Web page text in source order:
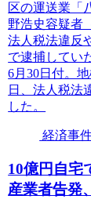
区の運送業「
野浩史容疑者
法人税法違反
で逮捕してい
6月30日付。
日、法人税法
した。
経済事
10億円自
産業者告発